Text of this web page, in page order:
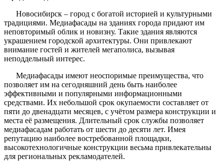
Новосибирск – город с богатой историей и культурными
традициями. Медиафасады на зданиях города придают им
неповторимый облик и новизну. Такие здания являются
украшением городской архитектуры. Они привлекают
внимание гостей и жителей мегаполиса, вызывая
неподдельный интерес.
Медиафасады имеют неоспоримые преимущества, что
позволяет им на сегодняшний день быть наиболее
эффективными и популярными информационными
средствами. Их небольшой срок окупаемости составляет от
пяти до двенадцати месяцев, с учётом размера конструкции и
места её размещения. Длительный срок службы позволяет
медиафасадам работать от шести до десяти лет. Имея
репутацию наиболее востребованной площадки,
высокотехнологичные конструкции весьма привлекательны
для региональных рекламодателей.